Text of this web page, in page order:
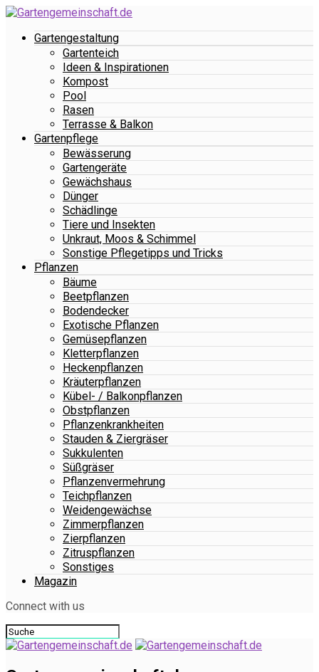
Gartengestaltung
Gartenteich
Ideen & Inspirationen
Kompost
Pool
Rasen
Terrasse & Balkon
Gartenpflege
Bewässerung
Gartengeräte
Gewächshaus
Dünger
Schädlinge
Tiere und Insekten
Unkraut, Moos & Schimmel
Sonstige Pflegetipps und Tricks
Pflanzen
Bäume
Beetpflanzen
Bodendecker
Exotische Pflanzen
Gemüsepflanzen
Kletterpflanzen
Heckenpflanzen
Kräuterpflanzen
Kübel- / Balkonpflanzen
Obstpflanzen
Pflanzenkrankheiten
Stauden & Ziergräser
Sukkulenten
Süßgräser
Pflanzenvermehrung
Teichpflanzen
Weidengewächse
Zimmerpflanzen
Zierpflanzen
Zitruspflanzen
Sonstiges
Magazin
Connect with us